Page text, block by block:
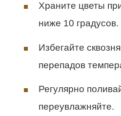
Храните цветы
ниже 10 градусов.
Избегайте
перепадов
Регулярно
переувлажняйте.